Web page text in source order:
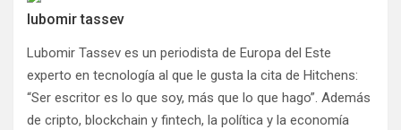
lubomir tassev
Lubomir Tassev es un periodista de Europa del Este
experto en tecnología al que le gusta la cita de Hitchens:
“Ser escritor es lo que soy, más que lo que hago”. Además
de cripto, blockchain y fintech, la política y la economía